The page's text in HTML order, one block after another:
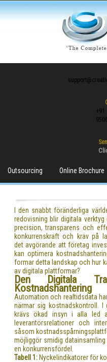
+91
Outsourcing Online Brochure
I den snabbt föränderliga
redovisning blir digitala
precision, transparens och
konkurrenskraft och krav på
det avgörande att företag
kan optimera
formar detta landskap och hur
av digitala plattformar?
Den Digitala
Kostnadshantering
Automation och realtidsdata
närmar sig kostnadskontroll. I
krävs ökad insyn i alla led
leverantörsrelationer och
såsom
möjliggör smidig
en konkurrensfördel.
Tabell 1:Nyckelindikatorer för